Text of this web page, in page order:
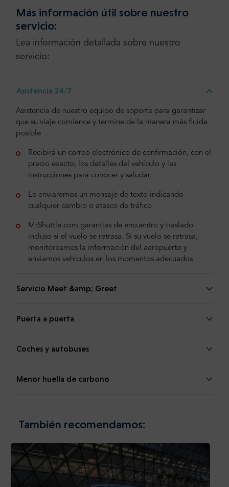
Más información útil sobre nuestro
servicio:
Lea información detallada sobre nuestro
servicio:
Asistencia 24/7
Asistencia de nuestro equipo de soporte para garantizar
que su viaje comience y termine de la manera más fluida
posible
Recibirá un correo electrónico de confirmación, con el
precio exacto, los detalles del vehículo y las
instrucciones para conocer y saludar.
Le enviaremos un mensaje de texto indicando
cualquier cambio o atasco de tráfico
MrShuttle.com garantías de encuentro y traslado
incluso si el vuelo se retrasa. Si su vuelo se retrasa,
monitoreamos la información del aeropuerto y
enviamos vehículos en los momentos adecuados
Servicio Meet &amp; Greet
Puerta a puerta
Coches y autobuses
Menor huella de carbono
También recomendamos: